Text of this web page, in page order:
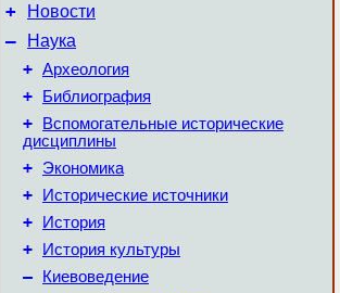
+ Новости
–
Наука
+ Археология
+ Библиография
+
Вспомогательные исторические
дисциплины
+ Экономика
+ Исторические источники
+ История
+ История культуры
– Киевоведение